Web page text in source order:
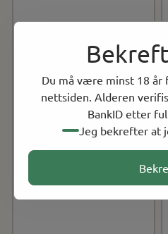
Du må være minst 18 år
nettsiden. Alderen
BankID etter
Jeg bekrefter at